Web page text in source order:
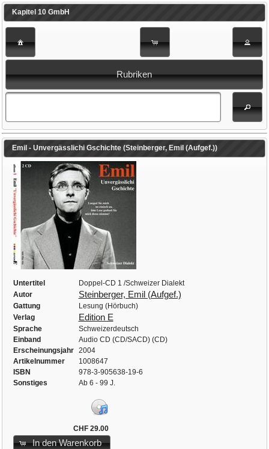
Kapitel 10 GmbH
Rubriken
Emil - Unvergässlichi Gschichte (Steinberger, Emil (Aufgef.))
Untertitel
Doppel-CD 1 /Schweizer Dialekt
Autor
Steinberger, Emil (Aufgef.)
Gattung
Lesung (Hörbuch)
Verlag
Edition E
Sprache
Schweizerdeutsch
Einband
Audio CD (CD/SACD) (CD)
Erscheinungsjahr
2004
Artikelnummer
1008647
ISBN
978-3-905638-19-6
Sonstiges
Ab 6 - 99 J.
CHF 29.00
In den Warenkorb